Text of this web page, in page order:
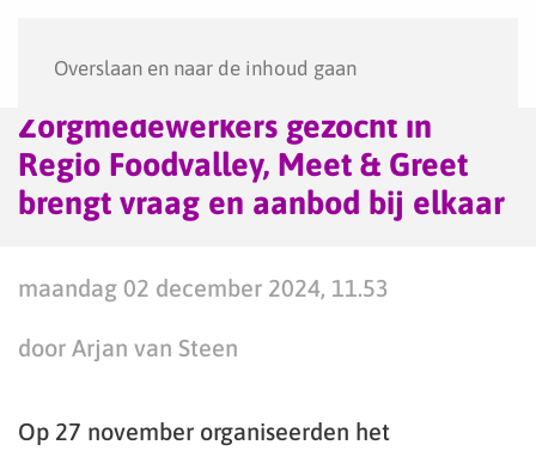
Overslaan en naar de inhoud gaan
Zorgmedewerkers gezocht in
Regio Foodvalley, Meet & Greet
brengt vraag en aanbod bij elkaar
maandag 02 december 2024, 11.53
door Arjan van Steen
Op 27 november organiseerden het